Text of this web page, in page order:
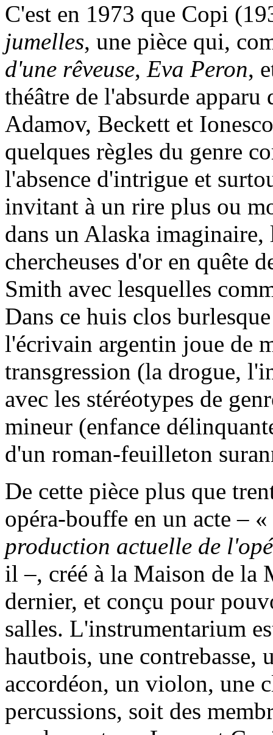
C'est en 1973 que Copi
jumelles, une pièce qui,
d'une rêveuse, Eva Peron,
théâtre de l'absurde apparu
Adamov, Beckett et
quelques règles du genre
l'absence d'intrigue et
invitant à un rire plus ou
dans un Alaska
chercheuses d'or en quête
Smith avec lesquelles
Dans ce huis clos
l'écrivain argentin joue de
transgression (la drogue,
avec les stéréotypes de
mineur (enfance
d'un roman-feuilleton
De cette pièce plus que
opéra-bouffe en un acte – «
production actuelle de
il –, créé à la Maison de la
dernier, et conçu pour
salles. L'instrumentarium
hautbois, une contrebasse,
accordéon, un violon, une
percussions, soit des